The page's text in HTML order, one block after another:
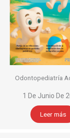
Odontopediatría
1 De Junio De
Leer más